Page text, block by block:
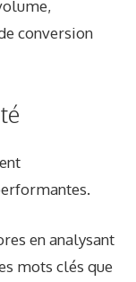
conversion
en analysant
mots clés que